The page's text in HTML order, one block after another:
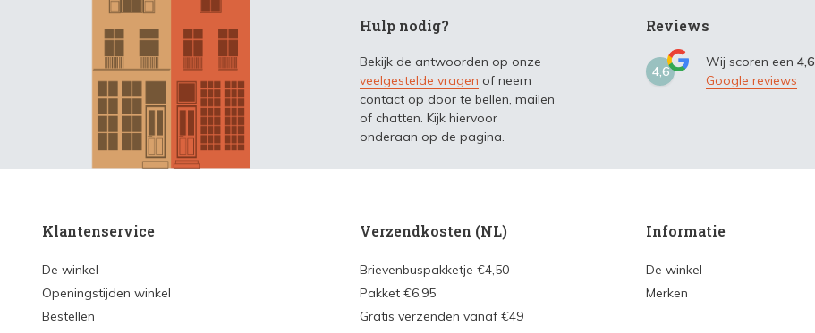
Hulp nodig?
Bekijk de antwoorden op onze
veelgestelde vragen of neem
contact op door te bellen, mailen
of chatten. Kijk hiervoor
onderaan op de pagina.
Reviews
4,6
Wij scoren een 4,6
Google reviews
Klantenservice
De winkel
Openingstijden winkel
Bestellen
Verzendkosten (NL)
Brievenbuspakketje €4,50
Pakket €6,95
Gratis verzenden vanaf €49
Informatie
De winkel
Merken